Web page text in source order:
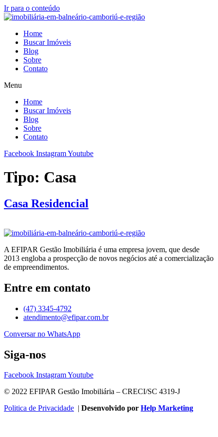
Ir para o conteúdo
Home
Buscar Imóveis
Blog
Sobre
Contato
Menu
Home
Buscar Imóveis
Blog
Sobre
Contato
Facebook InstagramYoutube
Tipo: Casa
Casa Residencial
A EFIPAR Gestão Imobiliária é uma empresa jovem, que desde
2013 engloba a prospecção de novos negócios até a comercialização
de empreendimentos.
Entre em contato
(47) 3345-4792
atendimento@efipar.com.br
Conversar no WhatsApp
Siga-nos
Facebook InstagramYoutube
© 2022 EFIPAR Gestão Imobiliária – CRECI/SC 4319-J
Politica de Privacidade | Desenvolvido por Help Marketing